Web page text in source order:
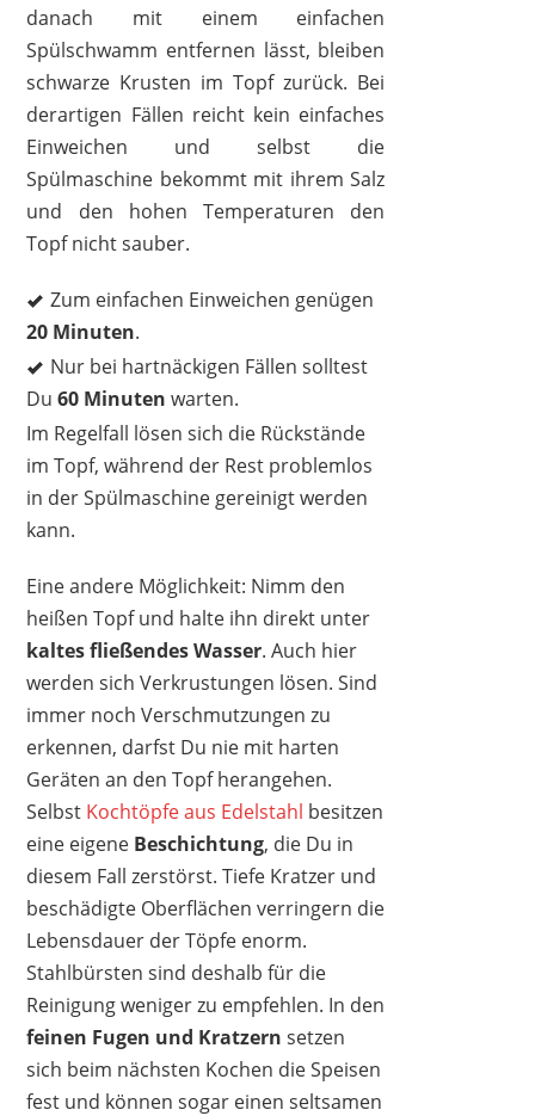
danach mit einem einfachen
Spülschwamm entfernen lässt, bleiben
schwarze Krusten im Topf zurück. Bei
derartigen Fällen reicht kein einfaches
Einweichen und selbst die
Spülmaschine bekommt mit ihrem Salz
und den hohen Temperaturen den
Topf nicht sauber.
Zum einfachen Einweichen genügen
20 Minuten.
Nur bei hartnäckigen Fällen solltest
Du60 Minuten warten.
Im Regelfall lösen sich die Rückstände
im Topf, während der Rest problemlos
in der Spülmaschine gereinigt werden
kann.
Eine andere Möglichkeit: Nimm den
heißen Topf und halte ihn direkt unter
kaltes fließendes Wasser. Auch hier
werden sich Verkrustungen lösen. Sind
immer noch Verschmutzungen zu
erkennen, darfst Du nie mit harten
Geräten an den Topf herangehen.
Selbst Kochtöpfe aus Edelstahl besitzen
eine eigene Beschichtung, die Du in
diesem Fall zerstörst. Tiefe Kratzer und
beschädigte Oberflächen verringern die
Lebensdauer der Töpfe enorm.
Stahlbürsten sind deshalb für die
Reinigung weniger zu empfehlen. In den
feinen Fugen und Kratzern setzen
sich beim nächsten Kochen die Speisen
fest und können sogar einen seltsamen